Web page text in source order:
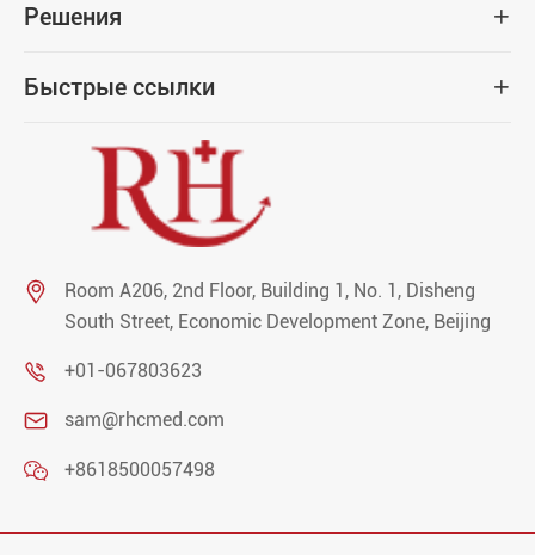
Решения 
Быстрые ссылки 

Room A206, 2nd Floor, Building 1, No. 1, Disheng
South Street, Economic Development Zone, Beijing
 +01-067803623
 sam@rhcmed.com
 +8618500057498